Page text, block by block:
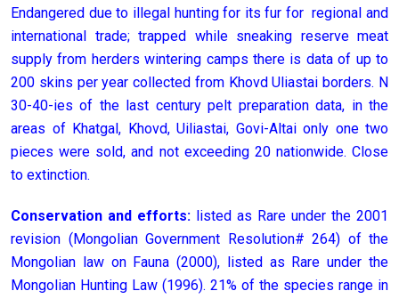
Endangered due to illegal hunting for its fur for regional and
international trade; trapped while sneaking reserve meat
supply from herders wintering camps there is data of up to
200 skins per year collected from Khovd Uliastai borders. N
30-40-ies of the last century pelt preparation data, in the
areas of Khatgal, Khovd, Uiliastai, Govi-Altai only one two
pieces were sold, and not exceeding 20 nationwide. Close
to extinction.
Conservation and efforts: listed as Rare under the 2001
revision (Mongolian Government Resolution# 264) of the
Mongolian law on Fauna (2000), listed as Rare under the
Mongolian Hunting Law (1996). 21% of the species range in